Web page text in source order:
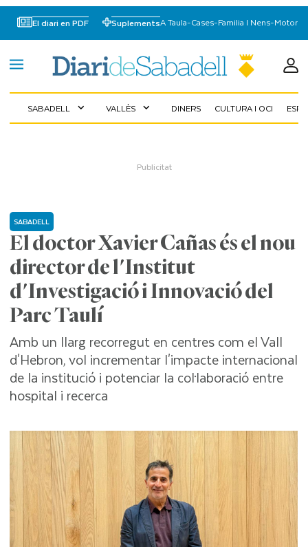
El diari en PDF SuplementsA Taula-Cases-Familia I Nens-Motor
SABADELL expand_more VALLÈS expand_more DINERS CULTURA I OCI
El doctor Xavier Cañas és el nou
director de l'Institut
d'Investigació i Innovació del
Parc Taulí
SABADELL
Amb un llarg recorregut en centres com el Vall
d'Hebron, vol incrementar l'impacte internacional
de la institució i potenciar la col·laboració entre
hospital i recerca